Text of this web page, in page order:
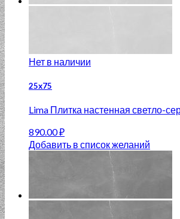
Нет в наличии
25х75
Lima Плитка настенная светло-
890.00₽
Добавить в список желаний